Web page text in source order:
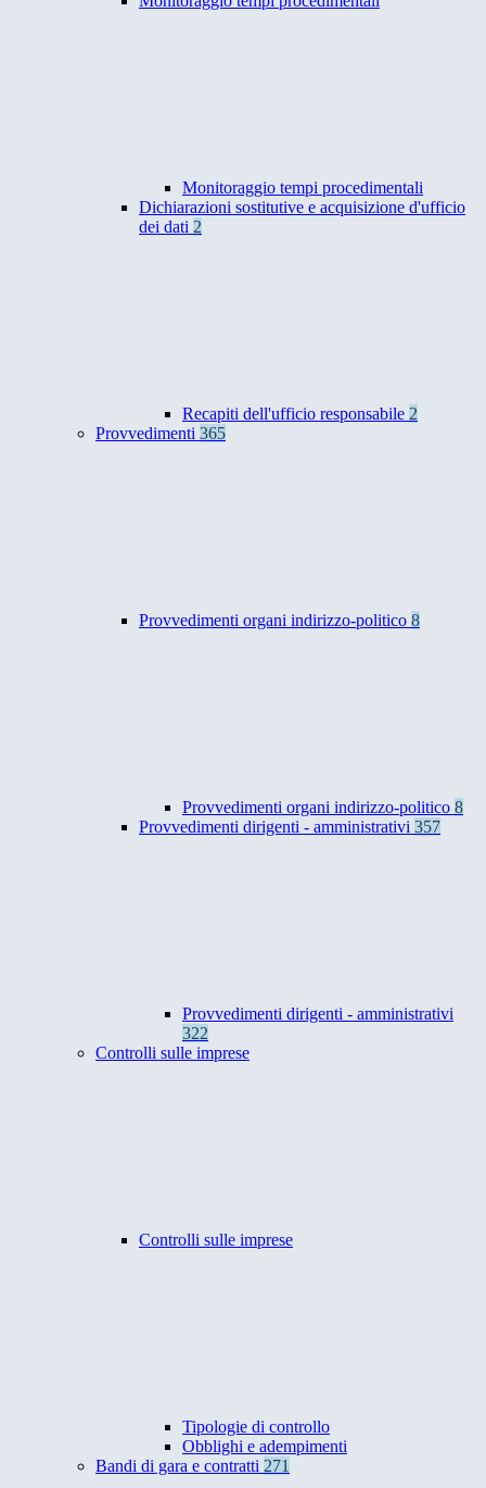
Monitoraggio tempi procedimentali
Dichiarazioni sostitutive e acquisizione d'ufficio
dei dati 2
Recapiti dell'ufficio responsabile 2
Provvedimenti 365
Provvedimenti organi indirizzo-politico 8
Provvedimenti organi indirizzo-politico 8
Provvedimenti dirigenti - amministrativi 357
Provvedimenti dirigenti - amministrativi
322
Controlli sulle imprese
Controlli sulle imprese
Tipologie di controllo
Obblighi e adempimenti
Bandi di gara e contratti 271